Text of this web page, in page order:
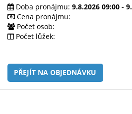
Doba pronájmu: 9.8.2026 09:00 -
Cena pronájmu:
Počet osob:
Počet lůžek:
PŘEJÍT NA OBJEDNÁVKU